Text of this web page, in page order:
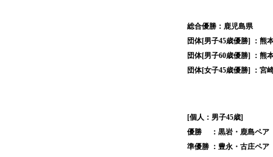
総合優勝：鹿児島県
団体[男子45歳優勝]
：熊
団体[男子60歳優勝]
：熊
団体[女子45歳優勝]
：宮
[個人：男子45歳]
優勝
：黒岩・鹿島ペア
準優勝 ：豊永・古庄ペア